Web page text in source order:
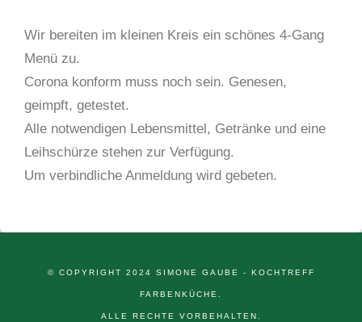
Wir bereiten im kleinen Kreis ein schönes 4-Gang
Menü zu.
Corona konform muss noch sein. Genesen,
geimpft, getestet.
Alle notwendigen Lebensmittel, Getränke und eine
Leihschürze stehen zur Verfügung.
Um verbindliche Anmeldung wird gebeten.
© COPYRIGHT 2024 SIMONE GAUBE - KOCHTREFF
FARBENKÜCHE.
ALLE RECHTE VORBEHALTEN.